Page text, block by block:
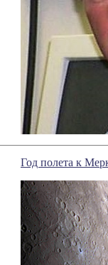
Год полета к